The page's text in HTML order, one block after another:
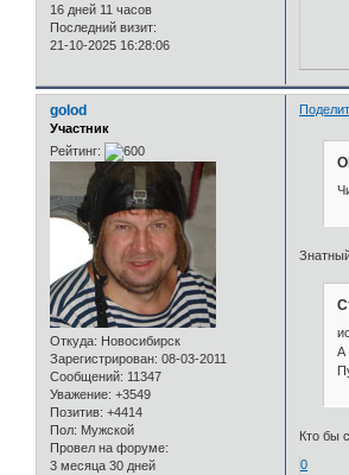
16 дней 11 часов
Последний визит:
21-10-2025 16:28:06
golod
Участник
Рейтинг:
Откуда: Новосибирск
Зарегистрирован: 08-03-2011
Сообщений: 11347
Уважение: +3549
Позитив: +4414
Пол: Мужской
Провел на форуме:
3 месяца 30 дней
А
Кто бы
0